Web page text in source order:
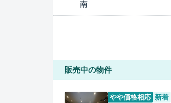
南
販売中の物件
やや価格相応 新着